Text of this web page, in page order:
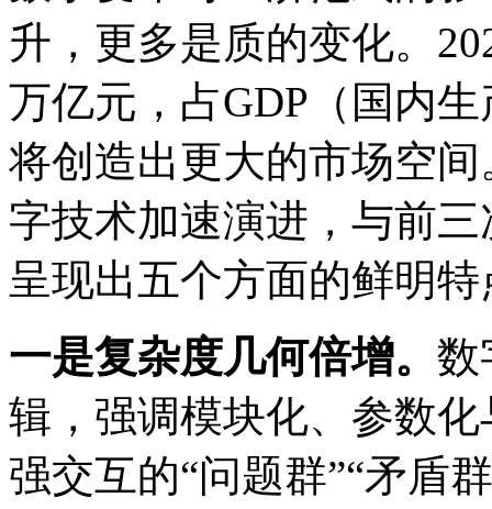
升，更多是质的变化。
万亿元，占GDP（国内
将创造出更大的市场空
字技术加速演进，与前
呈现出五个方面的鲜明特
一是复杂度几何倍增。 数
辑，强调模块化、参数
强交互的“问题群”“矛盾